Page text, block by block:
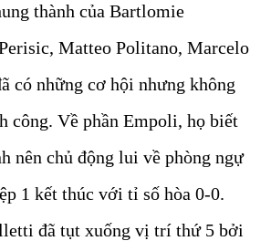
thành của Bartlomie
Matteo Politano, Marcelo
có những cơ hội nhưng không
công. Về phần Empoli, họ biết
nên chủ động lui về phòng ngự
1 kết thúc với tỉ số hòa 0-0.
đã tụt xuống vị trí thứ 5 bởi